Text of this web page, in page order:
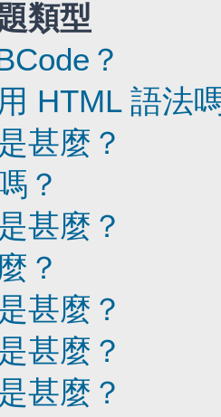
類型
？
HTML 語法
甚麼？
？
甚麼？
？
甚麼？
甚麼？
甚麼？